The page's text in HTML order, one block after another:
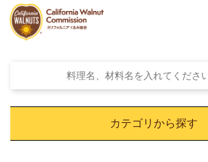
カテゴリから探す